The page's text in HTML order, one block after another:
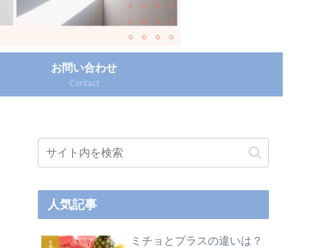
お問い合わせ
Contact‎
人気記事
ミチョとプラスの違いは？